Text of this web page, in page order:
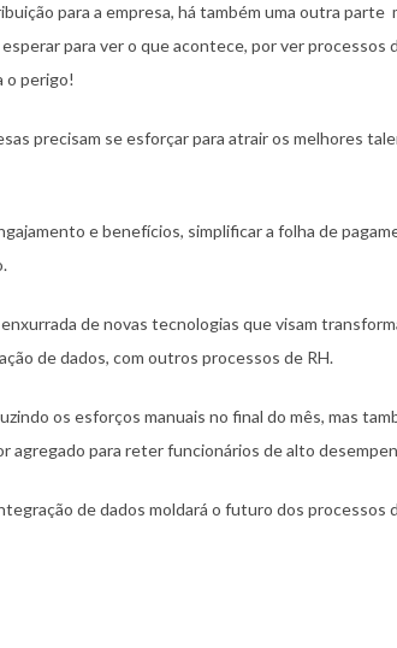
para a empresa, há também uma outra parte
para ver o que acontece, por ver processos
o perigo!
precisam se esforçar para atrair os melhores
e benefícios, simplificar a folha de
de novas tecnologias que visam
de dados, com outros processos de RH.
os esforços manuais no final do mês, mas
agregado para reter funcionários de alto
de dados moldará o futuro dos processos